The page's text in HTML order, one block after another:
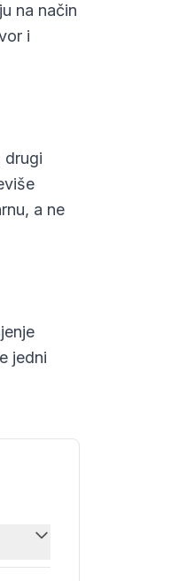
na način
i
drugi
a ne
jedni
što